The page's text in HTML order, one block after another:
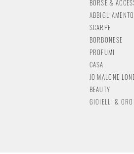
BORSE &
ABBIGLIAMENTO
SCARPE
BORBONESE
PROFUMI
CASA
JO MALONE
BEAUTY
GIOIELLI &